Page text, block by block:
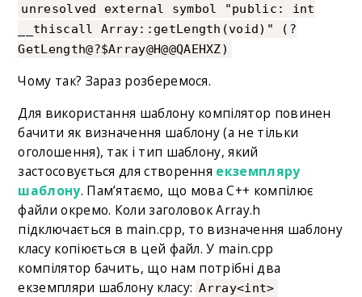
unresolved external symbol "public: int
__thiscall Array::getLength(void)" (?
GetLength@?$Array@H@@QAEHXZ)
Чому так? Зараз розберемося.
Для використання шаблону компілятор повинен
бачити як визначення шаблону (а не тільки
оголошення), так і тип шаблону, який
застосовується для створення екземпляру
шаблону. Пам’ятаємо, що мова C++ компілює
файли окремо. Коли заголовок Array.h
підключається в main.cpp, то визначення шаблону
класу копіюється в цей файл. У main.cpp
компілятор бачить, що нам потрібні два
екземпляри шаблону класу: Array<int>